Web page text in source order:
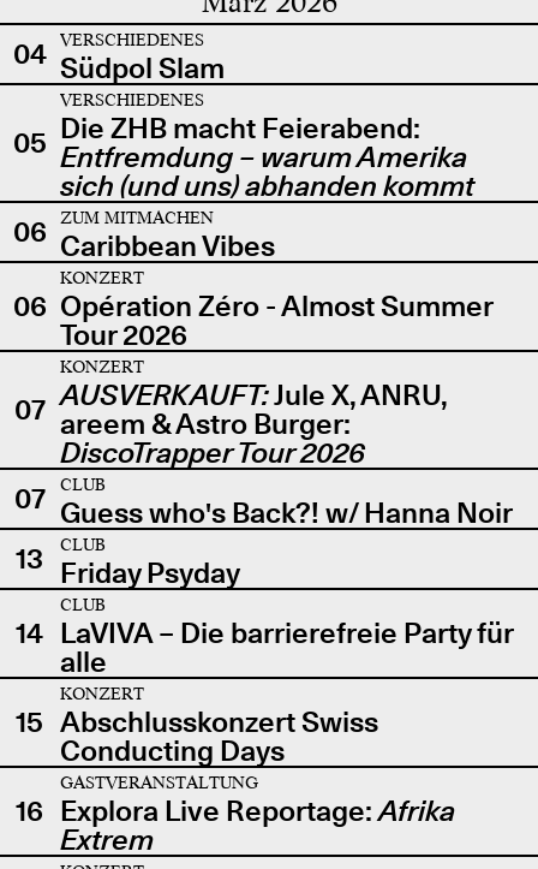
04 VERSCHIEDENES
Südpol Slam
05
VERSCHIEDENES
Die ZHB macht Feierabend:
Entfremdung – warum Amerika
sich (und uns) abhanden kommt
06
ZUM MITMACHEN
Caribbean Vibes
06
KONZERT
Opération Zéro - Almost Summer
Tour 2026
07
KONZERT
AUSVERKAUFT:Jule X, ANRU,
areem & Astro Burger:
DiscoTrapper Tour 2026
07
CLUB
Guess who's Back?! w/ Hanna Noir
13
CLUB
Friday Psyday
14
CLUB
LaVIVA – Die barrierefreie Party für
alle
15
KONZERT
Abschlusskonzert Swiss
Conducting Days
16
GASTVERANSTALTUNG
Explora Live Reportage:Afrika
Extrem